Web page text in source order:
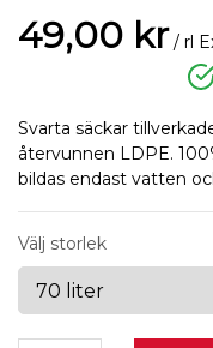
49,00 kr / rl
Svarta säckar
återvunnen LDPE.
bildas endast vatten
Välj storlek